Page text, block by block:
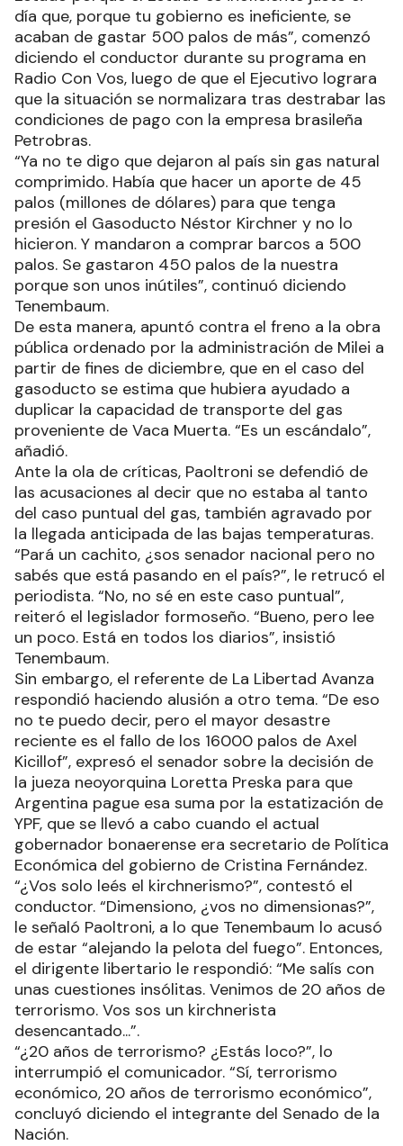
día que, porque tu gobierno es ineficiente, se
acaban de gastar 500 palos de más”, comenzó
diciendo el conductor durante su programa en
Radio Con Vos, luego de que el Ejecutivo lograra
que la situación se normalizara tras destrabar las
condiciones de pago con la empresa brasileña
Petrobras.
“Ya no te digo que dejaron al país sin gas natural
comprimido. Había que hacer un aporte de 45
palos (millones de dólares) para que tenga
presión el Gasoducto Néstor Kirchner y no lo
hicieron. Y mandaron a comprar barcos a 500
palos. Se gastaron 450 palos de la nuestra
porque son unos inútiles”, continuó diciendo
Tenembaum.
De esta manera, apuntó contra el freno a la obra
pública ordenado por la administración de Milei a
partir de fines de diciembre, que en el caso del
gasoducto se estima que hubiera ayudado a
duplicar la capacidad de transporte del gas
proveniente de Vaca Muerta. “Es un escándalo”,
añadió.
Ante la ola de críticas, Paoltroni se defendió de
las acusaciones al decir que no estaba al tanto
del caso puntual del gas, también agravado por
la llegada anticipada de las bajas temperaturas.
“Pará un cachito, ¿sos senador nacional pero no
sabés que está pasando en el país?”, le retrucó el
periodista. “No, no sé en este caso puntual”,
reiteró el legislador formoseño. “Bueno, pero lee
un poco. Está en todos los diarios”, insistió
Tenembaum.
Sin embargo, el referente de La Libertad Avanza
respondió haciendo alusión a otro tema. “De eso
no te puedo decir, pero el mayor desastre
reciente es el fallo de los 16000 palos de Axel
Kicillof”, expresó el senador sobre la decisión de
la jueza neoyorquina Loretta Preska para que
Argentina pague esa suma por la estatización de
YPF, que se llevó a cabo cuando el actual
gobernador bonaerense era secretario de Política
Económica del gobierno de Cristina Fernández.
“¿Vos solo leés el kirchnerismo?”, contestó el
conductor. “Dimensiono, ¿vos no dimensionas?”,
le señaló Paoltroni, a lo que Tenembaum lo acusó
de estar “alejando la pelota del fuego”. Entonces,
el dirigente libertario le respondió: “Me salís con
unas cuestiones insólitas. Venimos de 20 años de
terrorismo. Vos sos un kirchnerista
desencantado...”.
“¿20 años de terrorismo? ¿Estás loco?”, lo
interrumpió el comunicador. “Sí, terrorismo
económico, 20 años de terrorismo económico”,
concluyó diciendo el integrante del Senado de la
Nación.